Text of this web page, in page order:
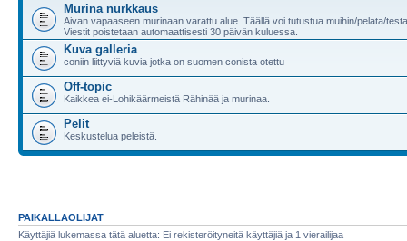
Murina nurkkaus
Aivan vapaaseen murinaan varattu alue. Täällä voi tutustua muihin/pelata/
Viestit poistetaan automaattisesti 30 päivän kuluessa.
Kuva galleria
coniin liittyviä kuvia jotka on suomen conista otettu
Off-topic
Kaikkea ei-Lohikäärmeistä Rähinää ja murinaa.
Pelit
Keskustelua peleistä.
PAIKALLAOLIJAT
Käyttäjiä lukemassa tätä aluetta: Ei rekisteröityneitä käyttäjiä ja 1 vierailijaa